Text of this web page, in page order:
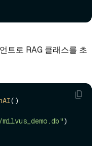
트로 RAG 클래스를 초
()
)